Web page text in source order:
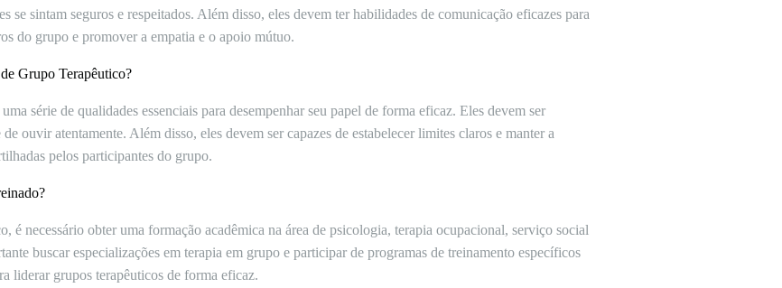
se sintam seguros e respeitados. Além disso, eles devem ter habilidades de comunicação eficazes para
do grupo e promover a empatia e o apoio mútuo.
Grupo Terapêutico?
série de qualidades essenciais para desempenhar seu papel de forma eficaz. Eles devem ser
ouvir atentamente. Além disso, eles devem ser capazes de estabelecer limites claros e manter a
pelos participantes do grupo.
é necessário obter uma formação acadêmica na área de psicologia, terapia ocupacional, serviço social
buscar especializações em terapia em grupo e participar de programas de treinamento específicos
liderar grupos terapêuticos de forma eficaz.